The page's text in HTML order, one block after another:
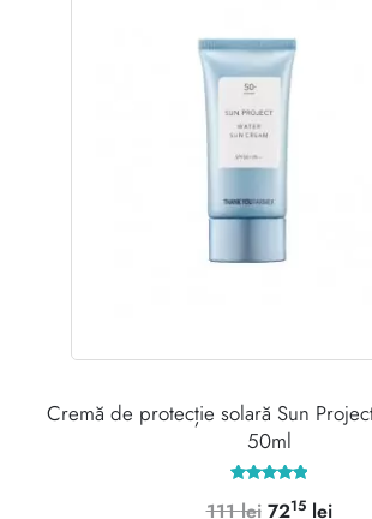
Cremă de protecție solară Sun
50ml
5.00
111lei Prețul
7215 leiPrețul